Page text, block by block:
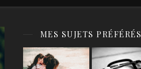
MES SUJETS PRÉFÉRÉS